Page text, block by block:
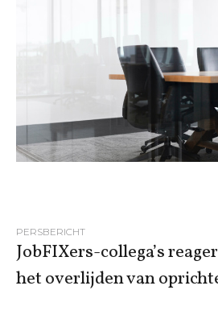
PERSBERICHT
JobFIXers-collega’s
het overlijden van